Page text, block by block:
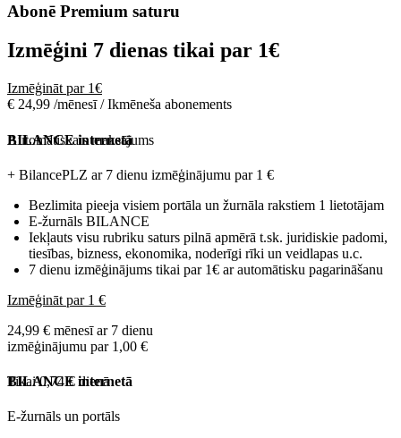
Abonē Premium saturu
Izmēģini 7 dienas tikai par 1€
Izmēģināt par 1€
€ 24,99 /mēnesī / Ikmēneša abonements
Automātiskais maksājums
BILANCE internetā
+ BilancePLZ ar 7 dienu izmēģinājumu par 1 €
Bezlimita pieeja visiem portāla un žurnāla rakstiem 1 lietotājam
E-žurnāls BILANCE
Iekļauts visu rubriku saturs pilnā apmērā t.sk. juridiskie padomi,
tiesības, bizness, ekonomika, noderīgi rīki un veidlapas u.c.
7 dienu izmēģinājums tikai par 1€ ar automātisku pagarināšanu
Izmēģināt par 1 €
24,99 € mēnesī ar 7 dienu
izmēģinājumu par 1,00 €
Tikai 0,74 € dienā
BILANCE internetā
E-žurnāls un portāls